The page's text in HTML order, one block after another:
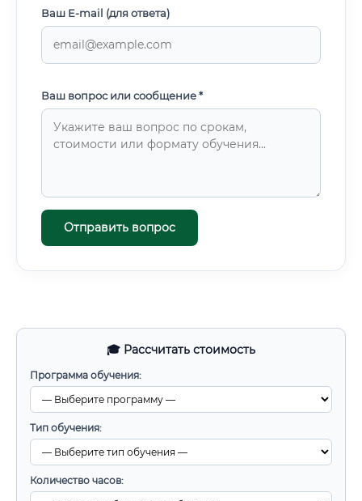
🎓 Рассчитать стоимость
Программа обучения:
Тип обучения:
Количество часов:
Ваш E-mail (для ответа)
Ваш вопрос или сообщение *
Отправить вопрос